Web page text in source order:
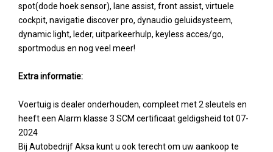
spot(dode hoek sensor), lane assist, front assist, virtuele
cockpit, navigatie discover pro, dynaudio geluidsysteem,
dynamic light, leder, uitparkeerhulp, keyless acces/go,
sportmodus en nog veel meer!
Extra informatie:
Voertuig is dealer onderhouden, compleet met 2 sleutels en
heeft een Alarm klasse 3 SCM certificaat geldigsheid tot 07-
2024
Bij Autobedrijf Aksa kunt u ook terecht om uw aankoop te